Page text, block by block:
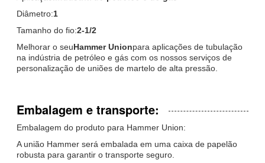
Diâmetro:1
Tamanho do fio:2-1/2
Melhorar o seuHammer Unionpara aplicações de tubulação
na indústria de petróleo e gás com os nossos serviços de
personalização de uniões de martelo de alta pressão.
Embalagem e transporte:
Embalagem do produto para Hammer Union:
A união Hammer será embalada em uma caixa de papelão
robusta para garantir o transporte seguro.